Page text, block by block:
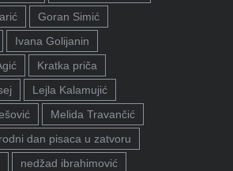
Goran Simić
Ivana Golijanin
Kratka priča
Lejla Kalamujić
Melida Travančić
dan pisaca u zatvoru
nedžad ibrahimović